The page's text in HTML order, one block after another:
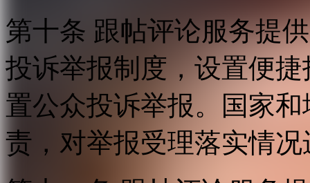
第十条 跟帖评论服务提
投诉举报制度，设置便
置公众投诉举报。国家
责，对举报受理落实情